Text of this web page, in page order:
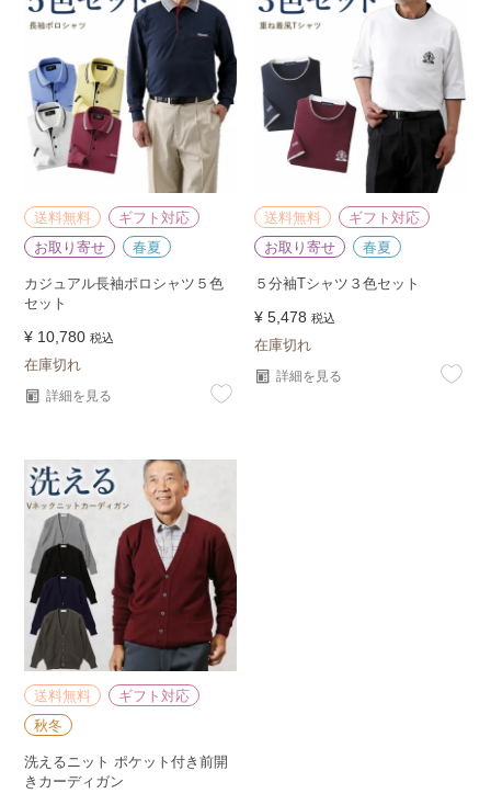
送料無料
ギフト対応
お取り寄せ
春夏
カジュアル長袖ポロシャツ５色
セット
¥ 10,780 税込
在庫切れ
詳細を見る
送料無料
ギフト対応
お取り寄せ
春夏
５分袖Tシャツ３色セット
¥ 5,478 税込
在庫切れ
詳細を見る
送料無料
ギフト対応
秋冬
洗えるニット ポケット付き前開
きカーディガン